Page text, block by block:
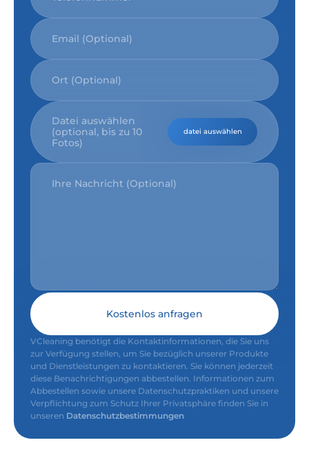
Datei auswählen
(optional, bis zu 10
Fotos)
datei auswählen
Kostenlos anfragen
VCleaning benötigt die Kontaktinformationen, die Sie uns
zur Verfügung stellen, um Sie bezüglich unserer Produkte
und Dienstleistungen zu kontaktieren. Sie können jederzeit
diese Benachrichtigungen abbestellen. Informationen zum
Abbestellen sowie unsere Datenschutzpraktiken und unsere
Verpflichtung zum Schutz Ihrer Privatsphäre finden Sie in
unseren Datenschutzbestimmungen